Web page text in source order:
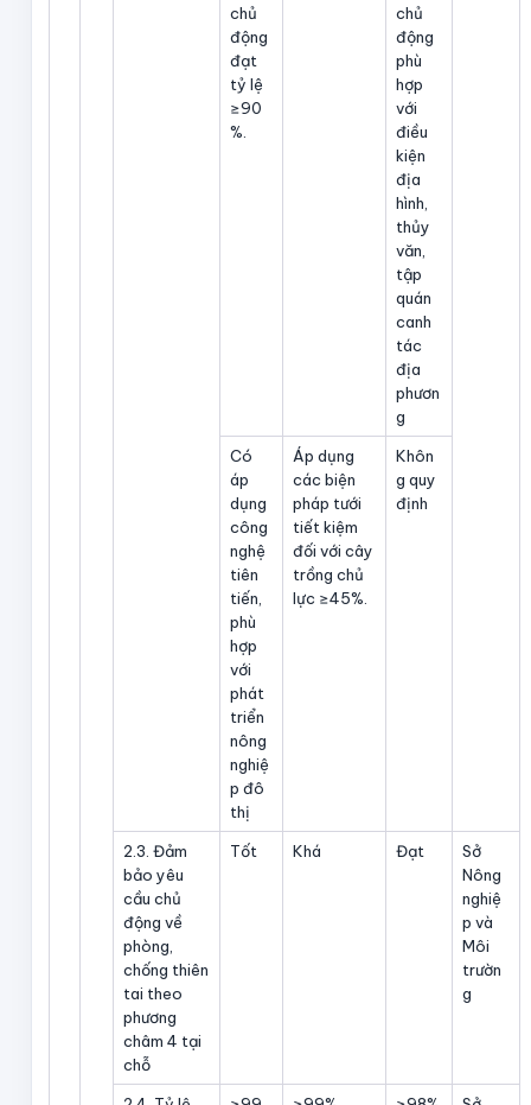
chủ
động
đạt
tỷ lệ
≥90
%.
chủ
động
phù
hợp
với
điều
kiện
địa
hình,
thủy
văn,
tập
quán
canh
tác
địa
phươn
g
Có
áp
dụng
công
nghệ
tiên
tiến,
phù
hợp
với
phát
triển
nông
nghiệ
p đô
thị
Áp dụng
các biện
pháp tưới
tiết kiệm
đối với cây
trồng chủ
lực ≥45%.
Khôn
g quy
định
2.3. Đảm
bảo yêu
cầu chủ
động về
phòng,
chống thiên
tai theo
phương
châm 4 tại
chỗ
Tốt Khá Đạt
Sở
Nông
nghiệ
p và
Môi
trườn
g